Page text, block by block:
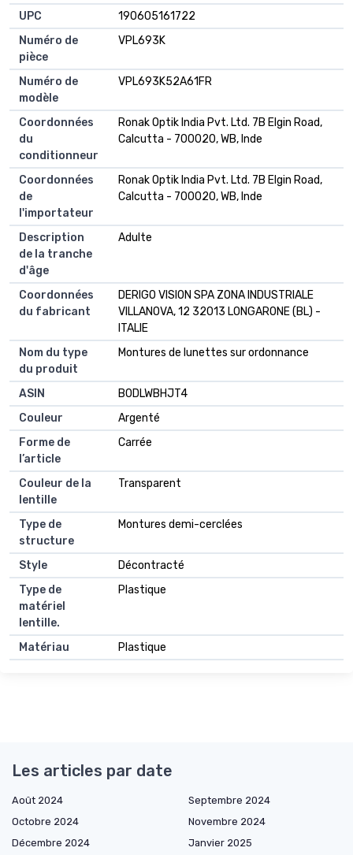
UPC
190605161722
Numéro de
pièce
VPL693K
Numéro de
modèle
VPL693K52A61FR
Coordonnées
du
conditionneur
Ronak Optik India Pvt. Ltd. 7B Elgin Road,
Calcutta - 700020, WB, Inde
Coordonnées
de
l'importateur
Ronak Optik India Pvt. Ltd. 7B Elgin Road,
Calcutta - 700020, WB, Inde
Description
de la tranche
d'âge
Adulte
Coordonnées
du fabricant
DERIGO VISION SPA ZONA INDUSTRIALE
VILLANOVA, 12 32013 LONGARONE (BL) -
ITALIE
Nom du type
du produit
Montures de lunettes sur ordonnance
ASIN
B0DLWBHJT4
Couleur
Argenté
Forme de
l’article
Carrée
Couleur de la
lentille
Transparent
Type de
structure
Montures demi-cerclées
Style
Décontracté
Type de
matériel
lentille.
Plastique
Matériau Plastique
Les articles par date
Août 2024
Septembre 2024
Octobre 2024
Novembre 2024
Décembre 2024
Janvier 2025